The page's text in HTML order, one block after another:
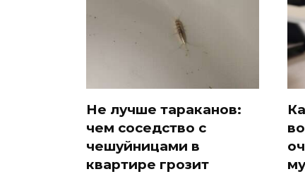
Не лучше тараканов:
чем соседство с
чешуйницами в
квартире грозит